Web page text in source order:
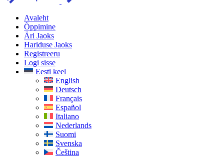
Avaleht
Õppimine
Äri Jaoks
Hariduse Jaoks
Registreeru
Logi sisse
Eesti keel
English
Deutsch
Français
Español
Italiano
Nederlands
Suomi
Svenska
Čeština